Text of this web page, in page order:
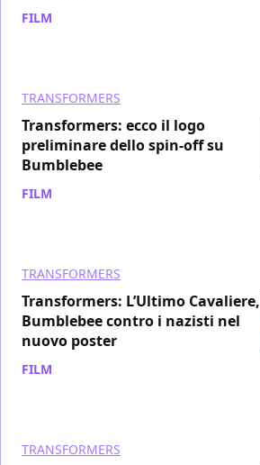
FILM
TRANSFORMERS
Transformers: ecco il logo
preliminare dello spin-off su
Bumblebee
FILM
TRANSFORMERS
Transformers: L’Ultimo Cavaliere,
Bumblebee contro i nazisti nel
nuovo poster
FILM
TRANSFORMERS